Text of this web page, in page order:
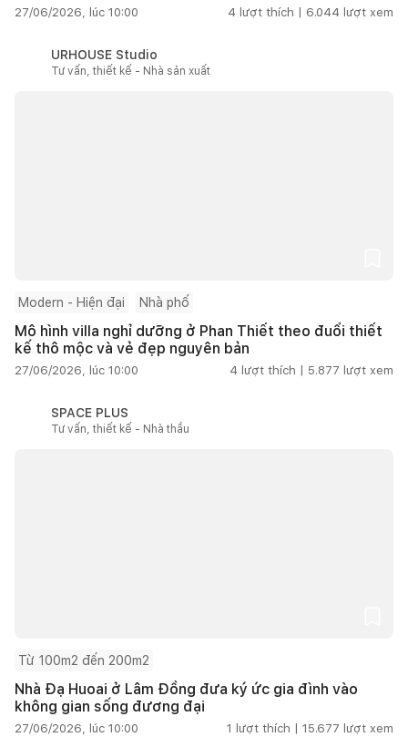
27/06/2026, lúc 10:00 4 lượt thích | 6.044 lượt xem
URHOUSE Studio
Tư vấn, thiết kế - Nhà sản xuất
Modern - Hiện đại Nhà phố
Mô hình villa nghỉ dưỡng ở Phan Thiết theo đuổi thiết
kế thô mộc và vẻ đẹp nguyên bản
27/06/2026, lúc 10:00 4 lượt thích | 5.877 lượt xem
SPACE PLUS
Tư vấn, thiết kế - Nhà thầu
Từ 100m2 đến 200m2
Nhà Đạ Huoai ở Lâm Đồng đưa ký ức gia đình vào
không gian sống đương đại
27/06/2026, lúc 10:00 1 lượt thích | 15.677 lượt xem